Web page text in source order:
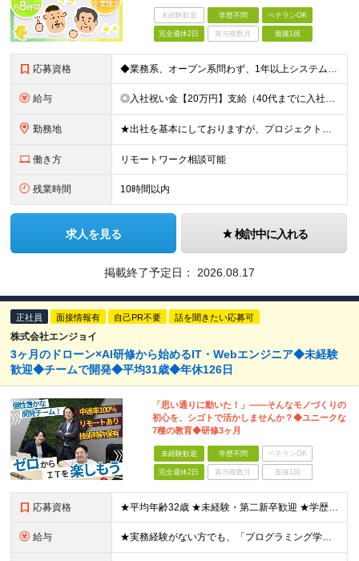
未経験歓迎 学歴不問 ベテランOK
完全週休2日 賞与複数月 面接1回
応募資格 ◆業務系、オープン系問わず、1年以上システム開発に携わったことがある方 ◆学歴不問 ◆第二新卒歓迎！ 《こんな方も歓迎です》 ◎これから先も現役エンジニアとして働きたい方 ◎ベテラン層も多く働く職場
給与 ◎入社祝い金【20万円】支給（40代までに入社の場合） ◎前職給与保証あり！ ＼＋で支給される嬉しい待遇／ ■資格取得時の一時金支給（例…基本情報技術者：45,000円、Java Silver：83
勤務地 ★出社を基本にしておりますが、プロジェクトによってはリモートワーク案件あり！ 【本社】 大阪府大阪市中央区本町橋6-21 本町橋ビル9階 ※関西に本社あり※ (変更の範囲)上記を除く当社関連勤務地
働き方 リモートワーク相談可能
残業時間 10時間以内
求人を見る 検討中に入れる
掲載終了予定日： 2026.08.17
正社員 面接情報有 自己PR不要 話を聞きたい応募可
株式会社エンジョイ
3ヶ月のドローン×AI研修から始めるIT・Webエンジニア◆未経験
歓迎◆チームで開発◆平均31歳◆年休126日
「思い通りに動いた！」――そんなモノづくりの
初心を、シゴトで活かしませんか？◆ユニークな
7種の教育◆研修3ヶ月
未経験歓迎 学歴不問 ベテランOK
完全週休2日 賞与複数月 面接1回
応募資格 ★平均年齢32歳 ★未経験・第二新卒歓迎 ★学歴不問 ★人柄重視の採用 ＊＊＊＊＊＊＊＊＊＊＊ ■ AI時代に負けないスキルを身につけたい方はぜひ！ （IT・Webが初めて、という方も歓迎します）
給与 ★実務経験がない方でも、「プログラミング学習」「IT系の趣味開発」「インフラやテスト・サポート系のご経験」などを優遇して給与額を決定します！ ＊＊＊＊＊＊＊＊＊＊＊ ▼エリアにより異なります ■東